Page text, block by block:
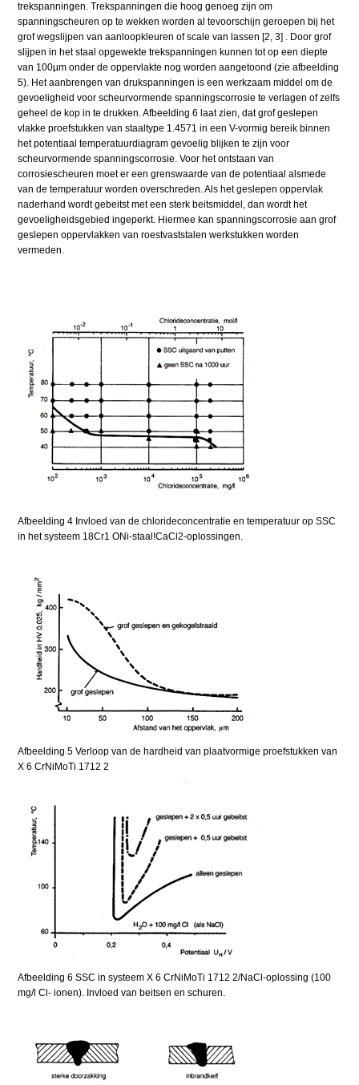
trekspanningen. Trekspanningen die hoog genoeg zijn om
spanningscheuren op te wekken worden al tevoorschijn geroepen bij het
grof wegslijpen van aanloopkleuren of scale van lassen [2, 3] . Door grof
slijpen in het staal opgewekte trekspanningen kunnen tot op een diepte
van 100µm onder de oppervlakte nog worden aangetoond (zie afbeelding
5). Het aanbrengen van drukspanningen is een werkzaam middel om de
gevoeligheid voor scheurvormende spanningscorrosie te verlagen of zelfs
geheel de kop in te drukken. Afbeelding 6 laat zien, dat grof geslepen
vlakke proefstukken van staaltype 1.4571 in een V-vormig bereik binnen
het potentiaal temperatuurdiagram gevoelig blijken te zijn voor
scheurvormende spanningscorrosie. Voor het ontstaan van
corrosiescheuren moet er een grenswaarde van de potentiaal alsmede
van de temperatuur worden overschreden. Als het geslepen oppervlak
naderhand wordt gebeitst met een sterk beitsmiddel, dan wordt het
gevoeligheidsgebied ingeperkt. Hiermee kan spanningscorrosie aan grof
geslepen oppervlakken van roestvaststalen werkstukken worden
vermeden.
Afbeelding 4 Invloed van de chlorideconcentratie en temperatuur op SSC
in het systeem 18Cr1 ONi-staal!CaCl2-oplossingen.
Afbeelding 5 Verloop van de hardheid van plaatvormige proefstukken van
X 6 CrNiMoTi 1712 2
Afbeelding 6 SSC in systeem X 6 CrNiMoTi 1712 2/NaCl-oplossing (100
mg/l Cl- ionen). Invloed van beitsen en schuren.